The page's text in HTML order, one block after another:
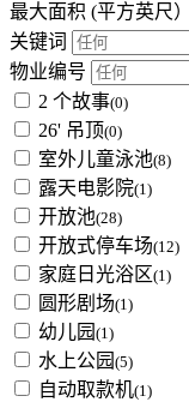
最大面积 (平方英尺）
关键词
物业编号
2 个故事(0)
26' 吊顶(0)
室外儿童泳池(8)
露天电影院(1)
开放池(28)
开放式停车场(12)
家庭日光浴区(1)
圆形剧场(1)
幼儿园 (1)
水上公园 (5)
自动取款机(1)